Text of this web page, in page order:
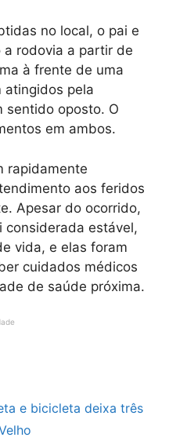
no local, o pai e
rodovia a partir de
à frente de uma
atingidos pela
sentido oposto. O
em ambos.
rapidamente
aos feridos
Apesar do ocorrido,
considerada estável,
vida, e elas foram
cuidados médicos
de saúde próxima.
e bicicleta deixa três